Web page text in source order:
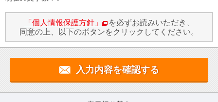
「個人情報保護方針」
を必ずお読みいただき、
同意の上、以下のボタンをクリックしてください。
入力内容を確認する